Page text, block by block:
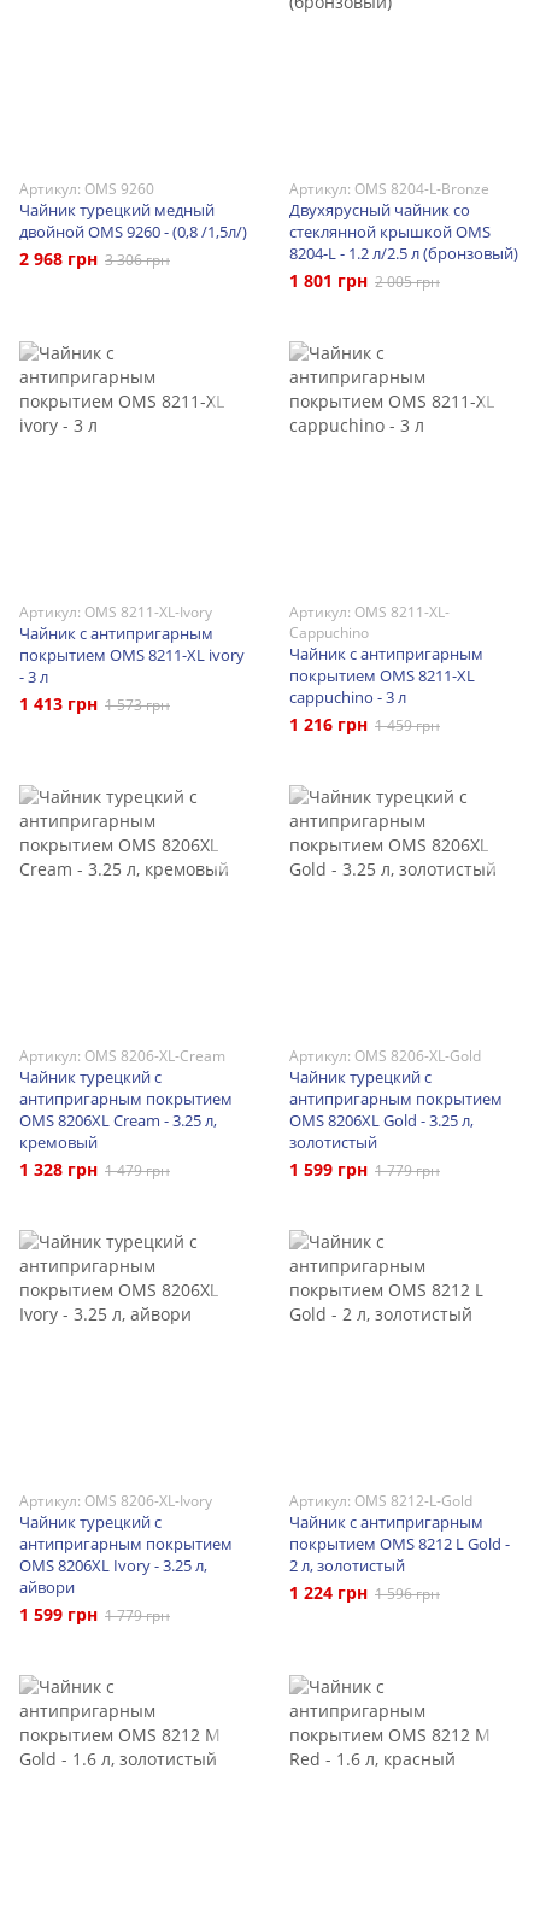
Артикул: OMS 9260
Чайник турецкий медный
двойной OMS 9260 - (0,8 /1,5л/)
2 968 грн 3 306 грн
Артикул: OMS 8204-L-Bronze
Двухярусный чайник со
стеклянной крышкой OMS
8204-L - 1.2 л/2.5 л (бронзовый)
1 801 грн 2 005 грн
Артикул: OMS 8211-XL-Ivory
Чайник с антипригарным
покрытием OMS 8211-XL ivory
- 3 л
1 413 грн 1 573 грн
Артикул: OMS 8211-XL-
Cappuchino
Чайник с антипригарным
покрытием OMS 8211-XL
cappuchino - 3 л
1 216 грн 1 459 грн
Артикул: OMS 8206-XL-Cream
Чайник турецкий с
антипригарным покрытием
OMS 8206XL Cream - 3.25 л,
кремовый
1 328 грн 1 479 грн
Артикул: OMS 8206-XL-Gold
Чайник турецкий с
антипригарным покрытием
OMS 8206XL Gold - 3.25 л,
золотистый
1 599 грн 1 779 грн
Артикул: OMS 8206-XL-Ivory
Чайник турецкий с
антипригарным покрытием
OMS 8206XL Ivory - 3.25 л,
айвори
1 599 грн 1 779 грн
Артикул: OMS 8212-L-Gold
Чайник с антипригарным
покрытием OMS 8212 L Gold -
2 л, золотистый
1 224 грн 1 596 грн